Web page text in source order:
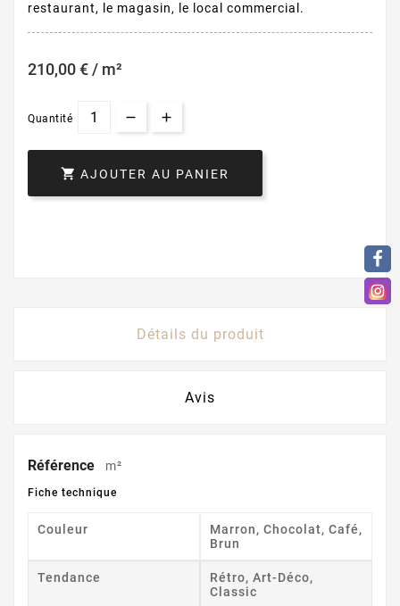
restaurant, le magasin, le local commercial.
210,00 € / m²
Quantité
 AJOUTER AU PANIER
Détails du produit
Avis
Référence m²
Fiche technique
Couleur
Marron, Chocolat, Café,
Brun
Tendance
Rétro, Art-Déco,
Classic